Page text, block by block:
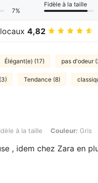
7%
Fidèle à la taille
4,82
Élégant(e) (17) pas d'odeur
Tendance (8)
à la taille, Couleur: Gris, Taille: S
à la taille Couleur: Gris
, idem chez Zara en